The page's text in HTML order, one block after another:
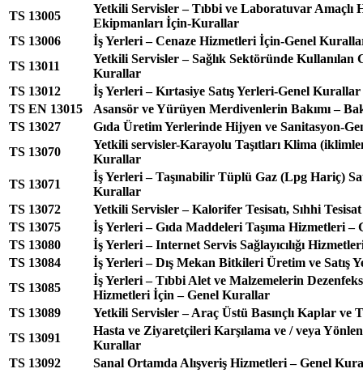
TS 13005
Yetkili Servisler – Tıbbi ve Laboratuvar Amaçlı
Ekipmanları İçin-Kurallar
TS 13006
İş Yerleri – Cenaze Hizmetleri İçin-Genel
TS 13011
Yetkili Servisler – Sağlık Sektöründe
Kurallar
TS 13012
İş Yerleri – Kırtasiye Satış Yerleri-Genel Kurallar
TS EN 13015
Asansör ve Yürüyen Merdivenlerin Bakımı –
TS 13027
Gıda Üretim Yerlerinde Hijyen ve Sanitasyon-
TS 13070
Yetkili servisler-Karayolu Taşıtları Klima
Kurallar
TS 13071
İş Yerleri – Taşınabilir Tüplü Gaz (Lpg Hariç)
Kurallar
TS 13072
Yetkili Servisler – Kalorifer Tesisatı, Sıhhi
TS 13075
İş Yerleri – Gıda Maddeleri Taşıma Hizmetleri –
TS 13080
İş Yerleri – Internet Servis Sağlayıcılığı
TS 13084
İş Yerleri – Dış Mekan Bitkileri Üretim ve Satış
TS 13085
İş Yerleri – Tıbbi Alet ve Malzemelerin
Hizmetleri İçin – Genel Kurallar
TS 13089
Yetkili Servisler – Araç Üstü Basınçlı Kaplar
TS 13091
Hasta ve Ziyaretçileri Karşılama ve / veya
Kurallar
TS 13092
Sanal Ortamda Alışveriş Hizmetleri – Genel